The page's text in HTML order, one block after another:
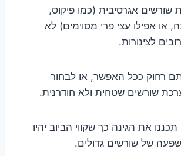
אגרסיבית (כמו פיקוס,
או אפילו עצי פרי מסוימים) לא
לצינורות.
רחוק ככל האפשר, או לבחור
שורשים שטחית ולא חודרנית.
את הגינה כך שקווי הביוב יהיו
של שורשים גדולים.